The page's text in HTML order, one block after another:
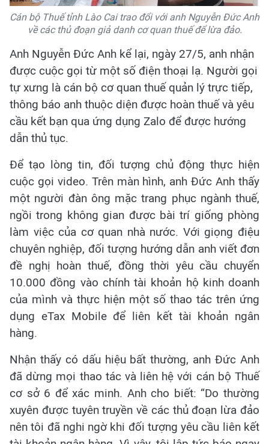
Cán bộ Thuế tỉnh Lào Cai trao đổi với anh Nguyễn Đức Anh
về các thủ đoạn giả danh cơ quan thuế để lừa đảo.
Anh Nguyễn Đức Anh kể lại, ngày 27/5, anh nhận
được cuộc gọi từ một số điện thoại lạ. Người gọi
tự xưng là cán bộ cơ quan thuế quản lý trực tiếp,
thông báo anh thuộc diện được hoàn thuế và yêu
cầu kết bạn qua ứng dụng Zalo để được hướng
dẫn thủ tục.
Để tạo lòng tin, đối tượng chủ động thực hiện
cuộc gọi video. Trên màn hình, anh Đức Anh thấy
một người đàn ông mặc trang phục ngành thuế,
ngồi trong không gian được bài trí giống phòng
làm việc của cơ quan nhà nước. Với giọng điệu
chuyên nghiệp, đối tượng hướng dẫn anh viết đơn
đề nghị hoàn thuế, đồng thời yêu cầu chuyển
10.000 đồng vào chính tài khoản hộ kinh doanh
của mình và thực hiện một số thao tác trên ứng
dụng eTax Mobile để liên kết tài khoản ngân
hàng.
Nhận thấy có dấu hiệu bất thường, anh Đức Anh
đã dừng mọi thao tác và liên hệ với cán bộ Thuế
cơ sở 6 để xác minh. Anh cho biết: “Do thường
xuyên được tuyên truyền về các thủ đoạn lừa đảo
nên tôi đã nghi ngờ khi đối tượng yêu cầu liên kết